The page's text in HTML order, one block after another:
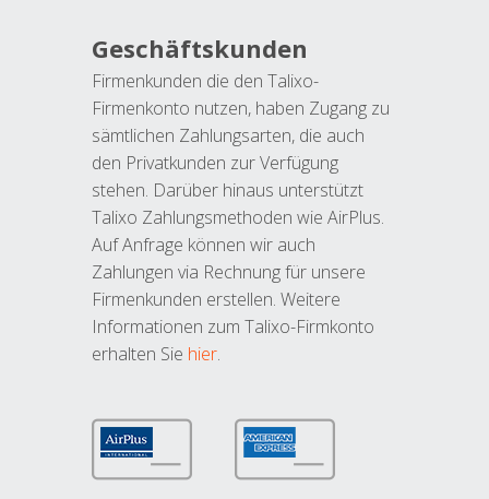
Geschäftskunden
Firmenkunden die den Talixo-
Firmenkonto nutzen, haben Zugang zu
sämtlichen Zahlungsarten, die auch
den Privatkunden zur Verfügung
stehen. Darüber hinaus unterstützt
Talixo Zahlungsmethoden wie AirPlus.
Auf Anfrage können wir auch
Zahlungen via Rechnung für unsere
Firmenkunden erstellen. Weitere
Informationen zum Talixo-Firmkonto
erhalten Sie hier.